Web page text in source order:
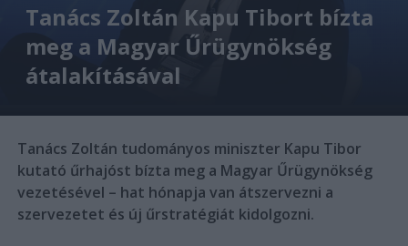
Tanács Zoltán Kapu Tibort bízta
meg a Magyar Űrügynökség
átalakításával
Tanács Zoltán tudományos miniszter Kapu Tibor
kutató űrhajóst bízta meg a Magyar Űrügynökség
vezetésével – hat hónapja van átszervezni a
szervezetet és új űrstratégiát kidolgozni.